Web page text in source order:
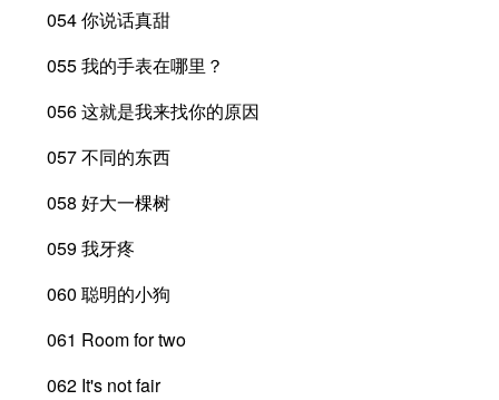
054 你说话真甜
055 我的手表在哪里？
056 这就是我来找你的原因
057 不同的东西
058 好大一棵树
059 我牙疼
060 聪明的小狗
061 Room for two
062 It's not fair